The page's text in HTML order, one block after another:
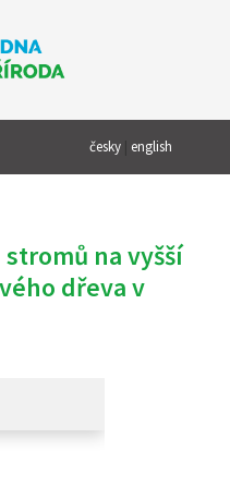
česky english
na vyšší
dřeva v